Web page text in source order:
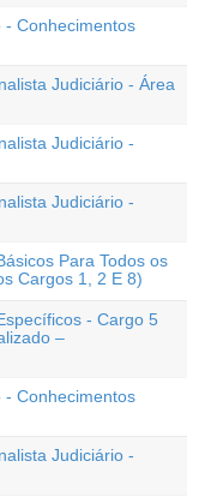
- Conhecimentos
Judiciário - Área
Judiciário -
Judiciário -
Para Todos os
Cargos 1, 2 E 8)
- Cargo 5
–
- Conhecimentos
Judiciário -